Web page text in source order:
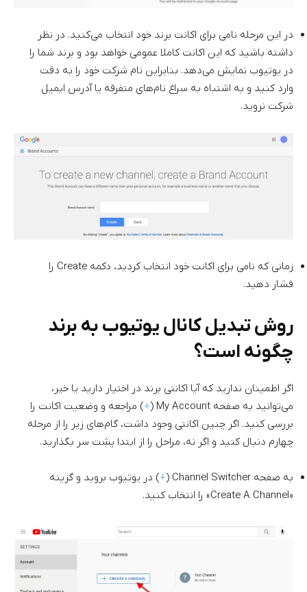
در این مرحله نامی برای اکانت برند خود انتخاب می‌کنید. در نظر
داشته باشید که این اکانت کاملا عمومی خواهد بود و برند شما را
در یوتیوب نمایش می‌دهد. بنابراین نام شرکت خود را به دقت
وارد کنید و به اشتباه به سراغ نام‌های متفرقه یا آدرس ایمیل
شرکت نروید.
زمانی که نامی برای اکانت خود انتخاب کردید، دکمه Create را
فشار دهید.
روش تبدیل کانال یوتیوب به برند
چگونه است؟
اگر اطمینان ندارید که آیا اکانتی برند در اختیار دارید یا خیر،
می‌توانید به صفحه My Account (
+) مراجعه و وضعیت اکانت را
بررسی کنید. اگر چنین اکانتی وجود داشت، گام‌های زیر را از مرحله
چهارم دنبال کنید و اگر نه، مراحل را از ابتدا پشت سر بگذارید.
به صفحه Channel Switcher ( +) در یوتیوب بروید و گزینه
«Create A Channel» را انتخاب کنید.